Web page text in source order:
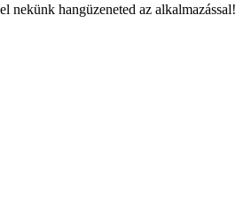
nekünk hangüzeneted az alkalmazással!